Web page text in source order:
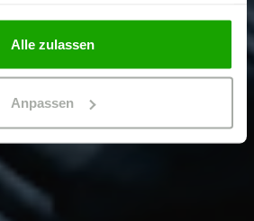
Alle zulassen
Anpassen